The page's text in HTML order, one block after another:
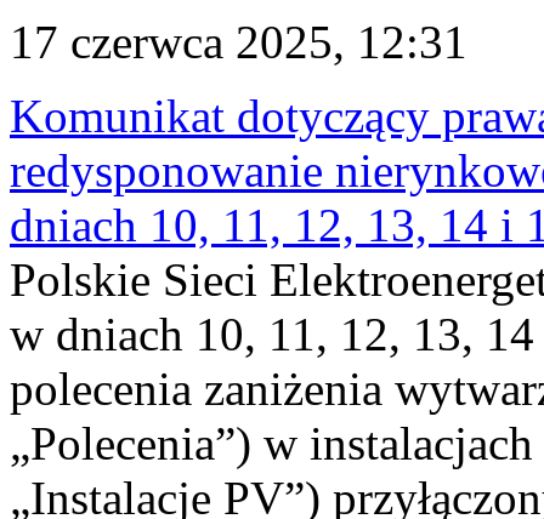
17 czerwca 2025, 12:31
Komunikat dotyczący
redysponowanie
dniach 10, 11, 12, 13, 14 i
Polskie Sieci
w dniach 10, 11, 12, 13,
polecenia zaniżenia
„Polecenia”) w
„Instalacje PV”)